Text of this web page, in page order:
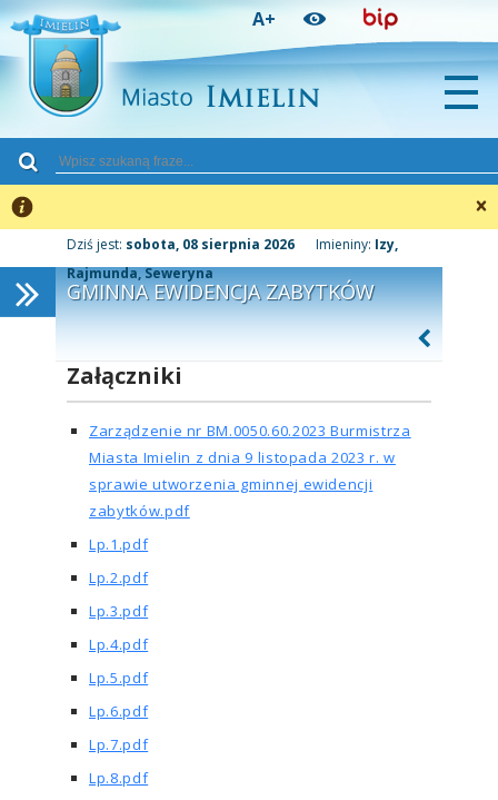
Przejdź
głównej
treści
Przejdź
menu
Przejdź
stopki
A+
Dziś jest: sobota, 08 sierpnia 2026 Imieniny: Izy,
Rajmunda, Seweryna
GMINNA EWIDENCJA ZABYTKÓW
Załączniki
Zarządzenie nr BM.0050.60.2023 Burmistrza
Miasta Imielin z dnia 9 listopada 2023 r. w
sprawie utworzenia gminnej ewidencji
zabytków.pdf
Lp.1.pdf
Lp.2.pdf
Lp.3.pdf
Lp.4.pdf
Lp.5.pdf
Lp.6.pdf
Lp.7.pdf
Lp.8.pdf